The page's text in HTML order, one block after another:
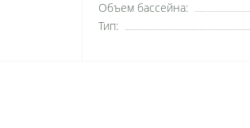
Объем бассейна:
Тип: